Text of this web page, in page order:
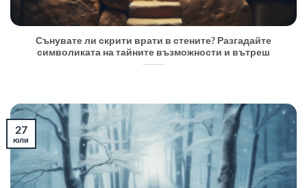
Сънувате ли скрити врати в стените? Разгадайте
символиката на тайните възможности и вътреш
27
юли